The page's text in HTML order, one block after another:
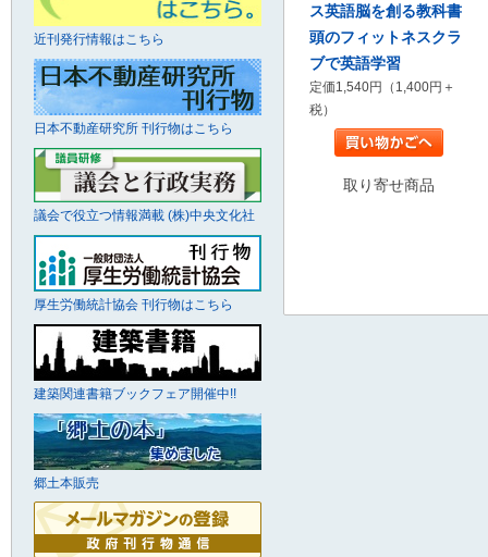
ス英語脳を創る教科書
頭のフィットネスクラ
ブで英語学習
定価1,540円（1,400円＋
税）
取り寄せ商品
近刊発行情報はこちら
日本不動産研究所 刊行物はこちら
議会で役立つ情報満載 (株)中央文化社
厚生労働統計協会 刊行物はこちら
建築関連書籍ブックフェア開催中!!
郷土本販売